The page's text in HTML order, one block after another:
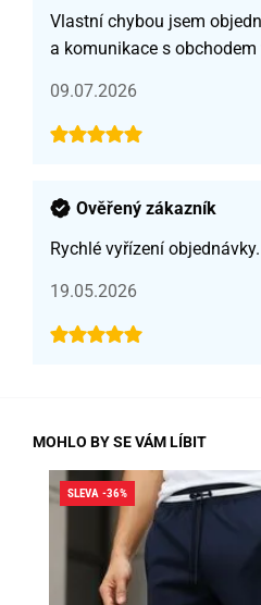
Vlastní chybou jsem
a komunikace s obchodem
09.07.2026
Ověřený zákazník
Rychlé vyřízení objednávky.
19.05.2026
MOHLO BY SE VÁM LÍBIT
SLEVA -36%